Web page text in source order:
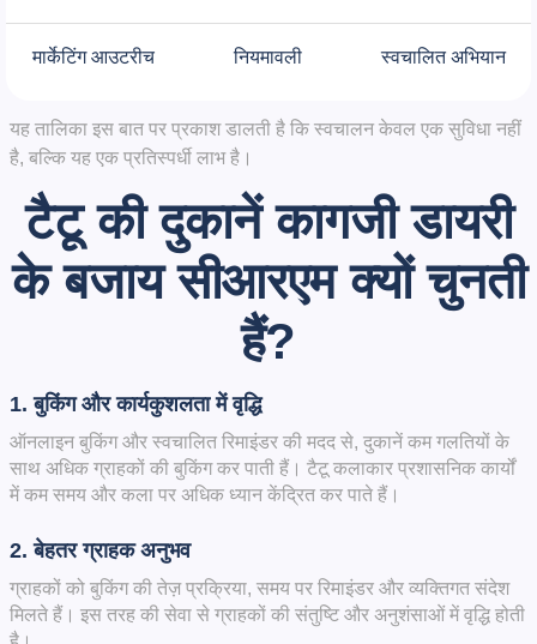
मार्केटिंग आउटरीच नियमावली स्वचालित अभियान
यह तालिका इस बात पर प्रकाश डालती है कि स्वचालन केवल एक सुविधा नहीं
है, बल्कि यह एक प्रतिस्पर्धी लाभ है।
टैटू की दुकानें कागजी डायरी
के बजाय सीआरएम क्यों चुनती
हैं?
1. बुकिंग और कार्यकुशलता में वृद्धि
ऑनलाइन बुकिंग और स्वचालित रिमाइंडर की मदद से, दुकानें कम गलतियों के
साथ अधिक ग्राहकों की बुकिंग कर पाती हैं। टैटू कलाकार प्रशासनिक कार्यों
में कम समय और कला पर अधिक ध्यान केंद्रित कर पाते हैं।
2. बेहतर ग्राहक अनुभव
ग्राहकों को बुकिंग की तेज़ प्रक्रिया, समय पर रिमाइंडर और व्यक्तिगत संदेश
मिलते हैं। इस तरह की सेवा से ग्राहकों की संतुष्टि और अनुशंसाओं में वृद्धि होती